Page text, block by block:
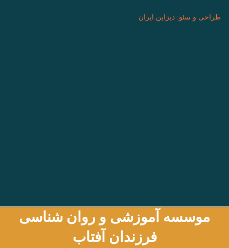
طراحی و سئو: دیزاین ایران
موسسه آموزشی و روان شناسی
فرزندان آفتاب